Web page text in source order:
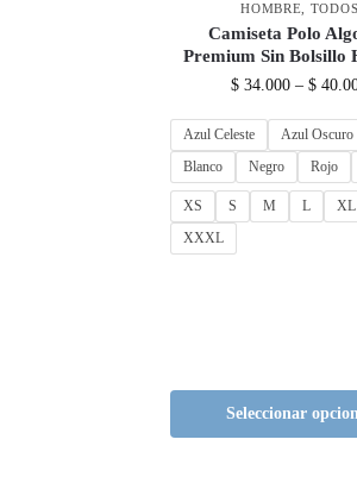
HOMBRE TODOS
Camiseta Polo
Premium Sin Bolsillo
$ 34.000 – $
Azul Celeste
Azul Oscuro
Blanco
Negro Rojo
XS S M L XL
XXXL
Seleccionar